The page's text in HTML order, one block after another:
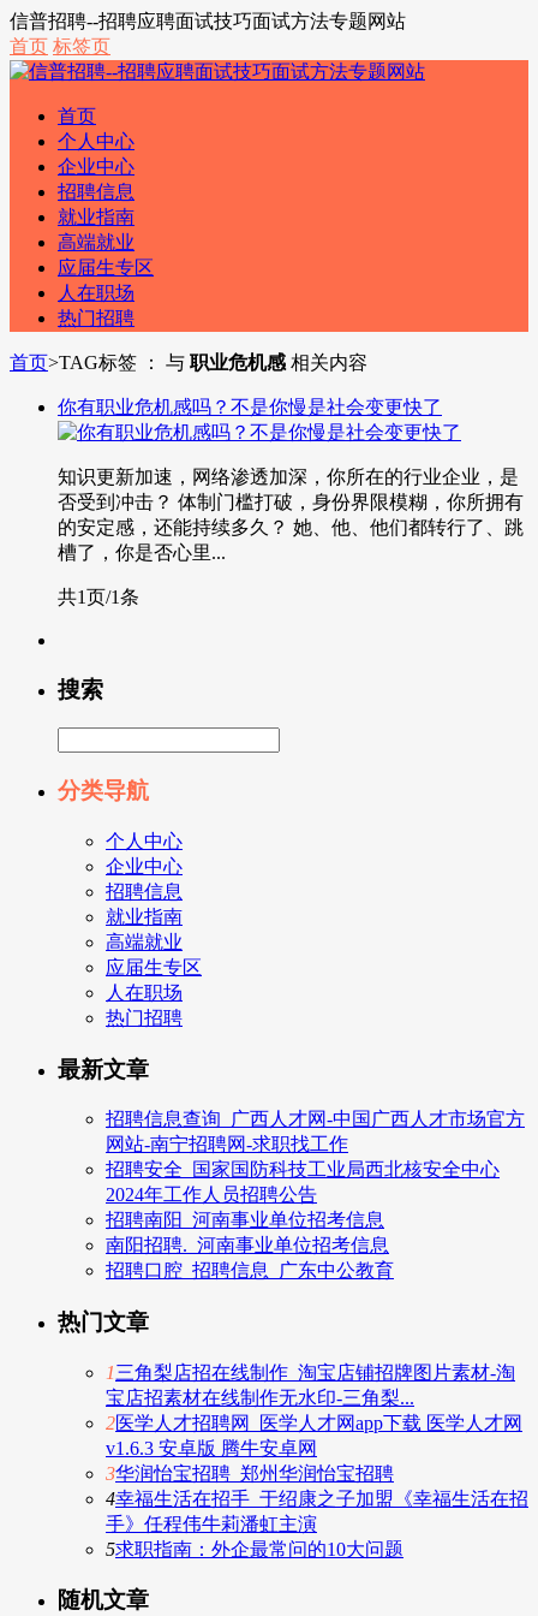
信普招聘--招聘应聘面试技巧面试方法专题网站
首页 标签页
首页
个人中心
企业中心
招聘信息
就业指南
高端就业
应届生专区
人在职场
热门招聘
首页>TAG标签 ： 与 职业危机感 相关内容
你有职业危机感吗？不是你慢是社会变更快了
知识更新加速，网络渗透加深，你所在的行业企业，是
否受到冲击？ 体制门槛打破，身份界限模糊，你所拥有
的安定感，还能持续多久？ 她、他、他们都转行了、跳
槽了，你是否心里...
共1页/1条
搜索
分类导航
个人中心
企业中心
招聘信息
就业指南
高端就业
应届生专区
人在职场
热门招聘
最新文章
招聘信息查询_广西人才网-中国广西人才市场官方
网站-南宁招聘网-求职找工作
招聘安全_国家国防科技工业局西北核安全中心
2024年工作人员招聘公告
招聘南阳_河南事业单位招考信息
南阳招聘._河南事业单位招考信息
招聘口腔_招聘信息_广东中公教育
热门文章
1三角梨店招在线制作_淘宝店铺招牌图片素材-淘
宝店招素材在线制作无水印-三角梨...
2医学人才招聘网_医学人才网app下载 医学人才网
v1.6.3 安卓版 腾牛安卓网
3华润怡宝招聘_郑州华润怡宝招聘
4幸福生活在招手_于绍康之子加盟《幸福生活在招
手》任程伟牛莉潘虹主演
5求职指南：外企最常问的10大问题
随机文章